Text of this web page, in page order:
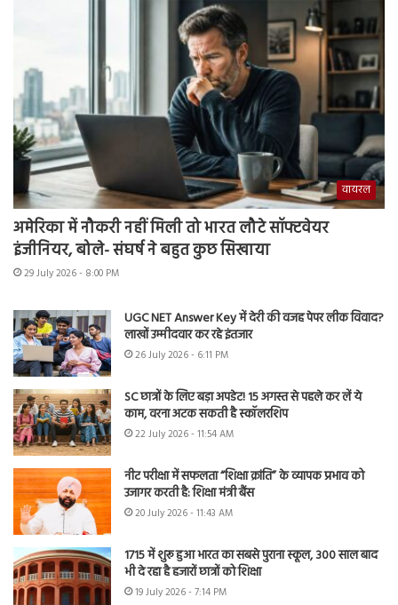
वायरल
अमेरिका में नौकरी नहीं मिली तो भारत लौटे सॉफ्टवेयर
इंजीनियर, बोले- संघर्ष ने बहुत कुछ सिखाया
29 July 2026 - 8:00 PM
UGC NET Answer Key में देरी की वजह पेपर लीक विवाद?
लाखों उम्मीदवार कर रहे इंतजार
26 July 2026 - 6:11 PM
SC छात्रों के लिए बड़ा अपडेट! 15 अगस्त से पहले कर लें ये
काम, वरना अटक सकती है स्कॉलरशिप
22 July 2026 - 11:54 AM
नीट परीक्षा में सफलता “शिक्षा क्रांति” के व्यापक प्रभाव को
उजागर करती है: शिक्षा मंत्री बैंस
20 July 2026 - 11:43 AM
1715 में शुरू हुआ भारत का सबसे पुराना स्कूल, 300 साल बाद
भी दे रहा है हजारों छात्रों को शिक्षा
19 July 2026 - 7:14 PM